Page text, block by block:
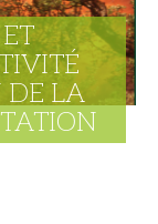
DE LA